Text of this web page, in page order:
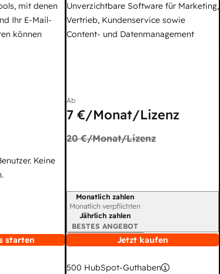
mit denen
Ihr E-Mail-
können
Keine
starten
Unverzichtbare Software für Marketing,
Vertrieb, Kundenservice sowie
Content- und Datenmanagement
Ab
7 €/Monat/Lizenz
20 €/Monat/Lizenz
Abrechnungszeitraum
Monatlich zahlen
Monatlich verpflichten
Jährlich zahlen
BESTES ANGEBOT
Jetzt kaufen
500 HubSpot-Guthaben